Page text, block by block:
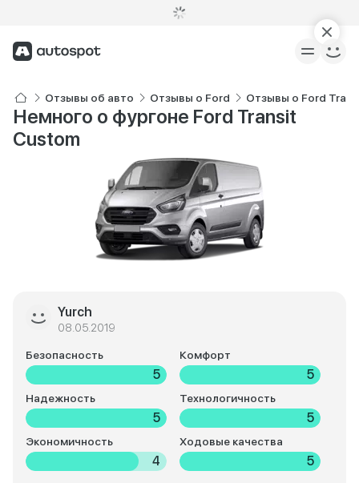
Отзывы об авто Отзывы о Ford Отзывы о Ford
Немного о фургоне Ford Transit
Custom
Yurch
08.05.2019
Безопасность
5
Комфорт
5
Надежность
5
Технологичность
5
Экономичность
4
Ходовые качества
5